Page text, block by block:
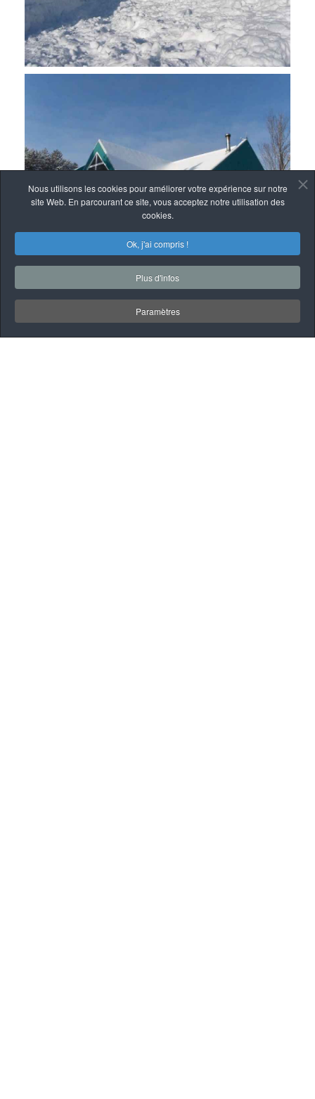
Nous utilisons les cookies pour améliorer votre expérience sur notre
site Web. En parcourant ce site, vous acceptez notre utilisation des
cookies.
Ok, j'ai compris !
Plus d'infos
Paramètres